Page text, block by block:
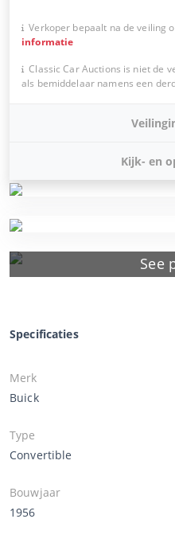
See
Verkoper bepaalt na de veiling
informatie
Classic Car Auctions is niet de
als bemiddelaar namens een
Kijk- en
Specificaties
Merk
Buick
Type
Convertible
Bouwjaar
1956